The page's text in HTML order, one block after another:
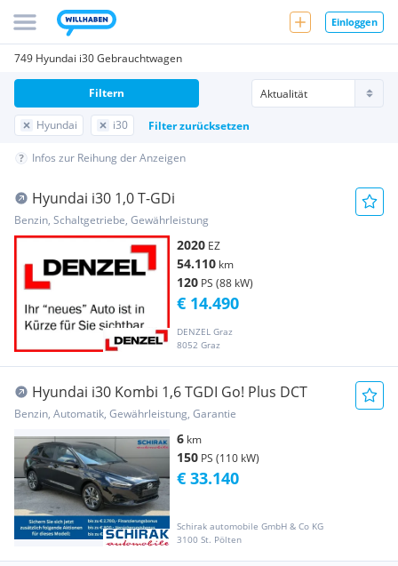
Einloggen
749 Hyundai i30 Gebrauchtwagen
Hyundai i30 Filter zurücksetzen
Filtern
Infos zur Reihung der Anzeigen
Hyundai i30 1,0 T-GDi
Benzin, Schaltgetriebe, Gewährleistung
2020 EZ
54.110 km
120 PS (88 kW)
DENZEL Graz
8052 Graz
€ 14.490
Hyundai i30 Kombi 1,6 TGDI Go! Plus DCT
Benzin, Automatik, Gewährleistung, Garantie
6 km
150 PS (110 kW)
Schirak automobile GmbH & Co KG
3100 St. Pölten
€ 33.140